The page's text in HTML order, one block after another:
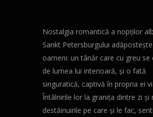
Nostalgia romantică a nopților
Sankt Petersburgului
oameni: un tânăr care cu greu se
de lumea lui interioară, și o fată
singuratică, captivă în propria ei
Întâlnirile lor la granița dintre zi și
destăinuirile pe care și le fac,